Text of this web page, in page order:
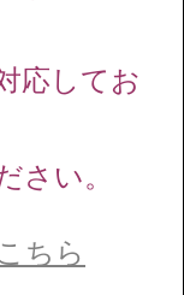
応してお
さい。
ちら